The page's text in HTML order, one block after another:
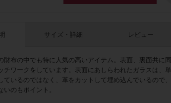
財布の中でも特に人気の高いアイテム。表面、裏面共に同
チワークをしています。表面にあしらわれたガラスは、単
ているのではなく、革をカットして埋め込んでいるので、
いのもポイント。
サイズ・詳細 レビュー